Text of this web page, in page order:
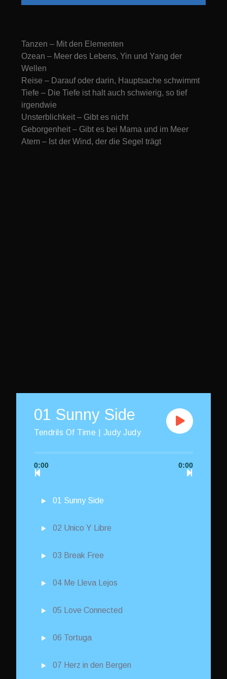
Tanzen – Mit den Elementen
Ozean – Meer des Lebens, Yin und Yang der
Wellen
Reise – Darauf oder darin, Hauptsache schwimmt
Tiefe – Die Tiefe ist halt auch schwierig, so tief
irgendwie
Unsterblichkeit – Gibt es nicht
Geborgenheit – Gibt es bei Mama und im Meer
Atem – Ist der Wind, der die Segel trägt
01 Sunny Side
Tendrils Of Time | Judy Judy
0:00 0:00
01 Sunny Side
02 Unico Y Libre
03 Break Free
04 Me Lleva Lejos
05 Love Connected
06 Tortuga
07 Herz in den Bergen